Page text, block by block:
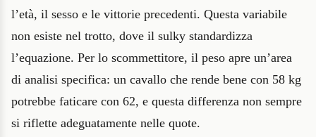
l’età, il sesso e le vittorie precedenti. Questa variabile
non esiste nel trotto, dove il sulky standardizza
l’equazione. Per lo scommettitore, il peso apre un’area
di analisi specifica: un cavallo che rende bene con 58 kg
potrebbe faticare con 62, e questa differenza non sempre
si riflette adeguatamente nelle quote.